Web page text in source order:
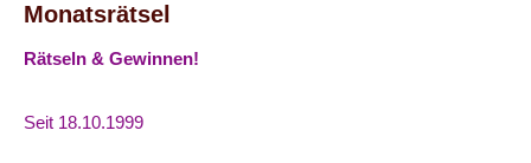
Monatsrätsel
Rätseln & Gewinnen!
Seit 18.10.1999